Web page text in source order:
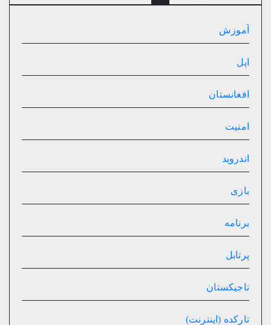
آموزش
اپل
افغانستان
امنیت
اندروید
بازی
برنامه
پرتابل
تاجیکستان
تارکده (اینترنت)